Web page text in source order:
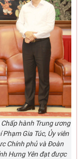
hành Trung ương
Gia Túc, Ủy viên
Chính phủ và Đoàn
Hưng Yên đạt được